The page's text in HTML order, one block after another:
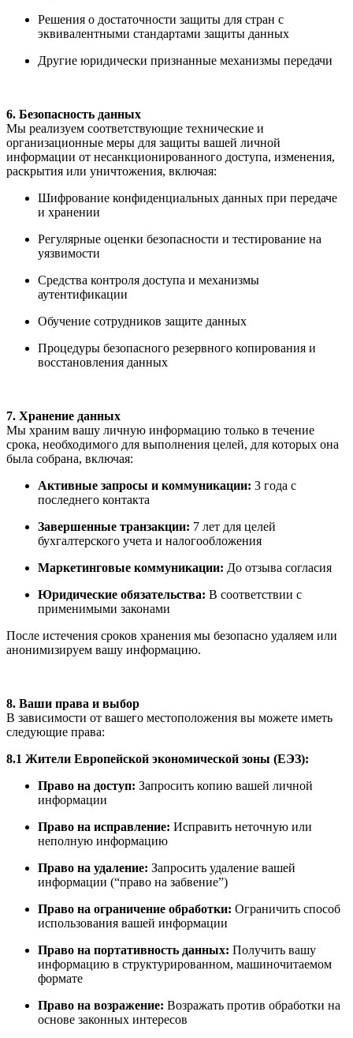
Решения о достаточности защиты для стран с
эквивалентными стандартами защиты данных
Другие юридически признанные механизмы передачи
6. Безопасность данных
Мы реализуем соответствующие технические и
организационные меры для защиты вашей личной
информации от несанкционированного доступа, изменения,
раскрытия или уничтожения, включая:
Шифрование конфиденциальных данных при передаче
и хранении
Регулярные оценки безопасности и тестирование на
уязвимости
Средства контроля доступа и механизмы
аутентификации
Обучение сотрудников защите данных
Процедуры безопасного резервного копирования и
восстановления данных
7. Хранение данных
Мы храним вашу личную информацию только в течение
срока, необходимого для выполнения целей, для которых она
была собрана, включая:
Активные запросы и коммуникации: 3 года с
последнего контакта
Завершенные транзакции: 7 лет для целей
бухгалтерского учета и налогообложения
Маркетинговые коммуникации: До отзыва согласия
Юридические обязательства: В соответствии с
применимыми законами
После истечения сроков хранения мы безопасно удаляем или
анонимизируем вашу информацию.
8. Ваши права и выбор
В зависимости от вашего местоположения вы можете иметь
следующие права:
8.1 Жители Европейской экономической зоны (ЕЭЗ):
Право на доступ: Запросить копию вашей личной
информации
Право на исправление: Исправить неточную или
неполную информацию
Право на удаление: Запросить удаление вашей
информации (“право на забвение”)
Право на ограничение обработки: Ограничить способ
использования вашей информации
Право на портативность данных: Получить вашу
информацию в структурированном, машиночитаемом
формате
Право на возражение: Возражать против обработки на
основе законных интересов